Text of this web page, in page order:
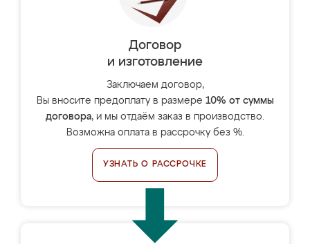
Договор
и изготовление
Заключаем договор,
Вы вносите предоплату в размере 10% от суммы
договора, и мы отдаём заказ в производство.
Возможна оплата в рассрочку без %.
УЗНАТЬ О РАССРОЧКЕ